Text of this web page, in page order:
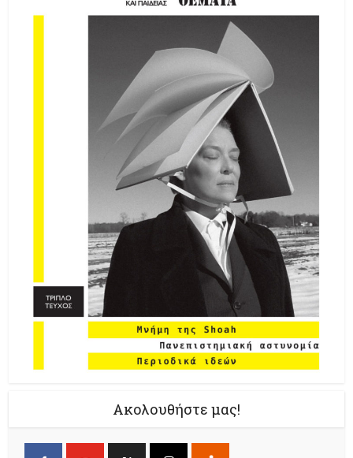
Ακολουθήστε μας!